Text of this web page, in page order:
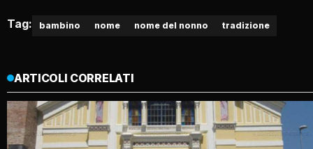
Tag: bambino nome nome del nonno tradizione
ARTICOLI CORRELATI